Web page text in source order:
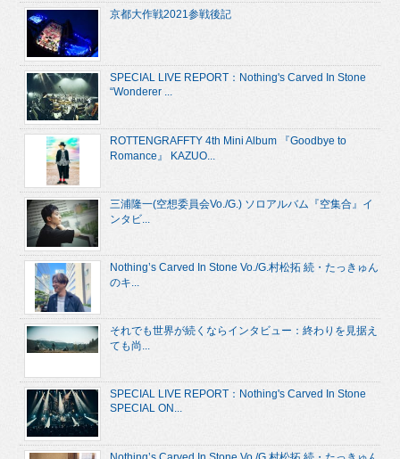
京都大作戦2021参戦後記
SPECIAL LIVE REPORT：Nothing's Carved In Stone
“Wonderer ...
ROTTENGRAFFTY 4th Mini Album 『Goodbye to
Romance』 KAZUO...
三浦隆一(空想委員会Vo./G.) ソロアルバム『空集合』イ
ンタビ...
Nothing’s Carved In Stone Vo./G.村松拓 続・たっきゅん
のキ...
それでも世界が続くならインタビュー：終わりを見据え
ても尚...
SPECIAL LIVE REPORT：Nothing's Carved In Stone
SPECIAL ON...